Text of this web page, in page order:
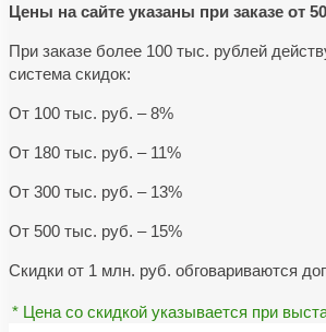
Цены на сайте указаны при заказе от
При заказе более 100 тыс. рублей
система скидок:
От 100 тыс. руб. – 8%
От 180 тыс. руб. – 11%
От 300 тыс. руб. – 13%
От 500 тыс. руб. – 15%
Скидки от 1 млн. руб. обговариваются
* Цена со скидкой указывается при